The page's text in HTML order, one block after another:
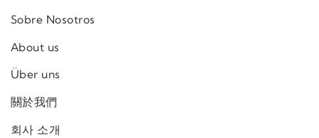
Sobre Nosotros
About us
Über uns
關於我們
회사 소개